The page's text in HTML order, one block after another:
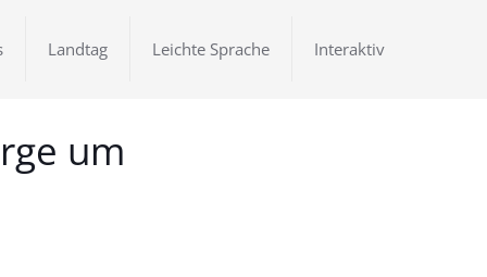
Landtag Leichte Sprache Interaktiv
um